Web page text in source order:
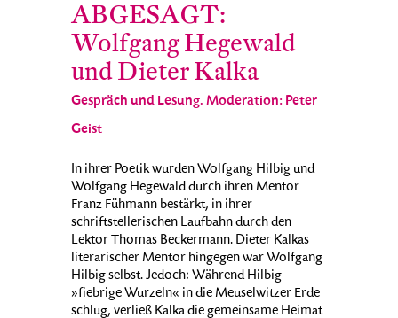
ABGESAGT:
Wolfgang Hegewald
und Dieter Kalka
Gespräch und Lesung. Moderation: Peter
Geist
In ihrer Poetik wurden Wolfgang Hilbig und
Wolfgang Hegewald durch ihren Mentor
Franz Fühmann bestärkt, in ihrer
schriftstellerischen Laufbahn durch den
Lektor Thomas Beckermann. Dieter Kalkas
literarischer Mentor hingegen war Wolfgang
Hilbig selbst. Jedoch: Während Hilbig
»fiebrige Wurzeln« in die Meuselwitzer Erde
schlug, verließ Kalka die gemeinsame Heimat